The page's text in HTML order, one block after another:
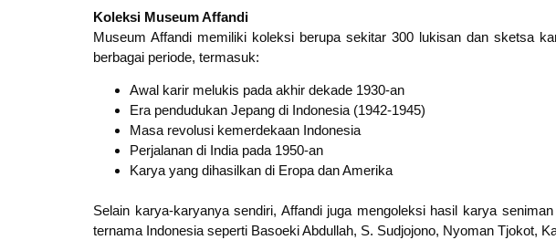
Koleksi Museum Affandi
Museum Affandi memiliki koleksi berupa sekitar 300 lukisan dan sketsa
berbagai periode, termasuk:
Awal karir melukis pada akhir dekade 1930-an
Era pendudukan Jepang di Indonesia (1942-1945)
Masa revolusi kemerdekaan Indonesia
Perjalanan di India pada 1950-an
Karya yang dihasilkan di Eropa dan Amerika
Selain karya-karyanya sendiri, Affandi juga mengoleksi hasil karya
ternama Indonesia seperti Basoeki Abdullah, S. Sudjojono, Nyoman Tjokot,